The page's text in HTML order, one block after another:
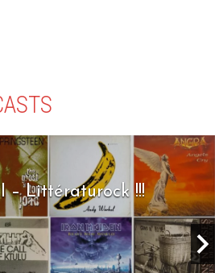
– Littératurock !!!